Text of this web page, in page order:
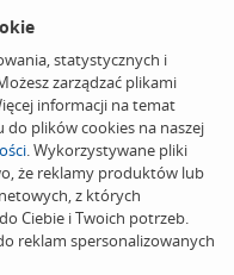
statystycznych i
zarządzać plikami
informacji na temat
plików cookies na naszej
. Wykorzystywane pliki
że reklamy produktów lub
z których
Ciebie i Twoich potrzeb.
reklam spersonalizowanych